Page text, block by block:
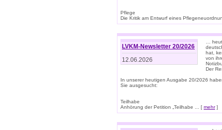
Pflege
Die Kritik am Entwurf eines
LVKM-Newsletter 20/2026
12.06.2026
…
hat,
von
Der
In unserer heutigen Ausgabe 20/2026
Sie ausgesucht:
Teilhabe
Anhörung der Petition „Teilhabe ... [ mehr]